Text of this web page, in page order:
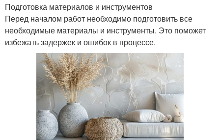
Подготовка материалов и инструментов
Перед началом работ необходимо подготовить все
необходимые материалы и инструменты. Это поможет
избежать задержек и ошибок в процессе.